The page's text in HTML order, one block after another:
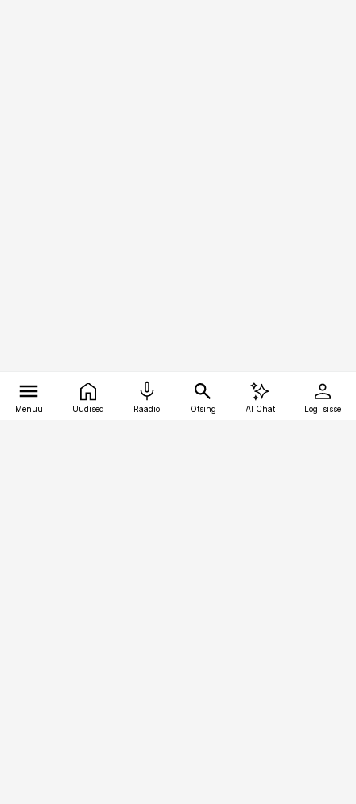
Menüü Uudised Raadio Otsing AI Chat Logi sisse